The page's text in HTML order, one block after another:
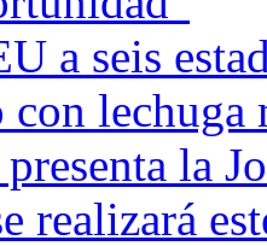
a seis
con lechuga
la
realizará